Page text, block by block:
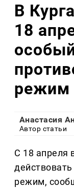
В
18
режим
Анастасия
Автор статьи
С 18 апреля
режим,